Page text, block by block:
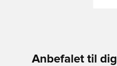
Anbefalet til dig